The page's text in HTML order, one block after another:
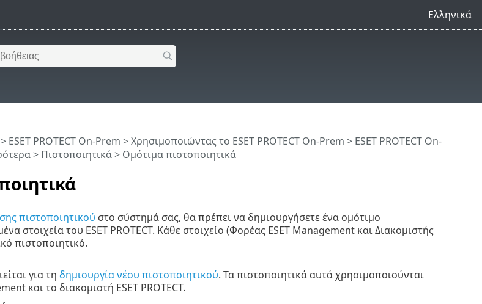
Ελληνικά
ESET PROTECT On-Prem >Χρησιμοποιώντας το ESET PROTECT On-Prem > ESET PROTECT On-
> Πιστοποιητικά> Ομότιμα πιστοποιητικά
πιστοποιητικού στο σύστημά σας, θα πρέπει να δημιουργήσετε ένα ομότιμο
στοιχεία του ESET PROTECT. Κάθε στοιχείο (Φορέας ESET Management και Διακομιστής
πιστοποιητικό.
για τη δημιουργία νέου πιστοποιητικού. Τα πιστοποιητικά αυτά χρησιμοποιούνται
και το διακομιστή ESET PROTECT.